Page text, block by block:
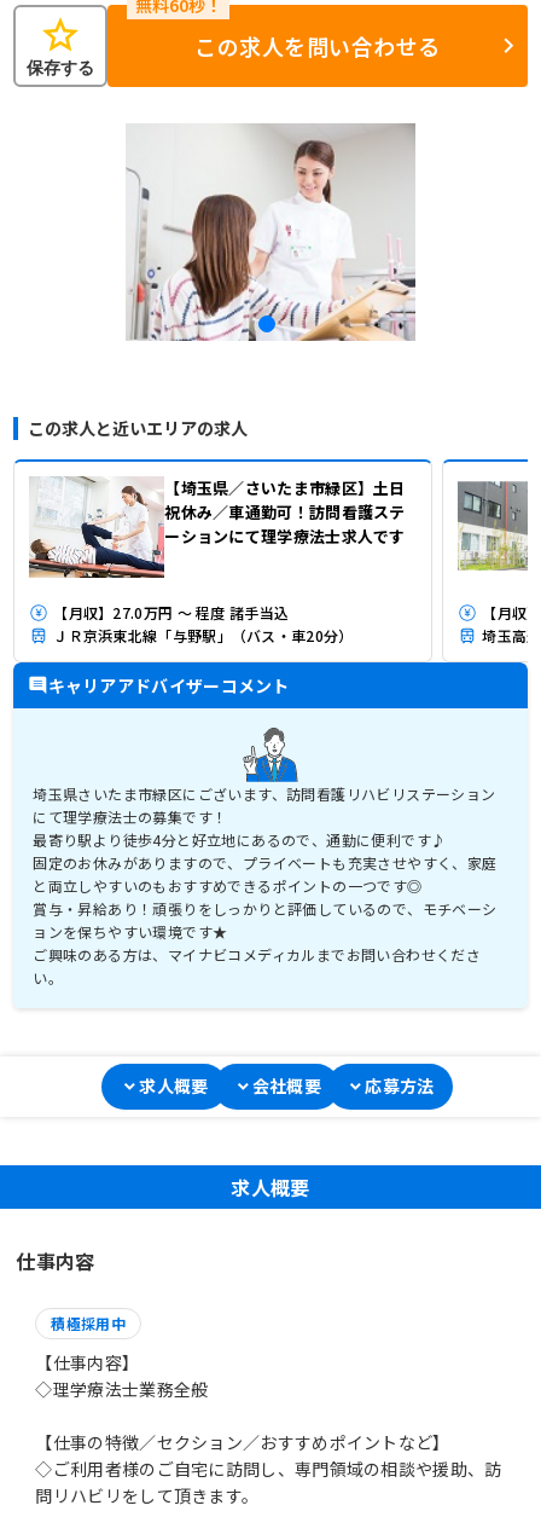
star
保存する
この求人を問い合わせる
この求人と近いエリアの求人
【埼玉県／さいたま市緑区】土日
祝休み／車通勤可！訪問看護ステ
ーションにて理学療法士求人です
【月収】27.0万円 ～ 程度 諸手当込
ＪＲ京浜東北線「与野駅」（バス・車20分）
【月収
埼玉高
キャリアアドバイザーコメント
埼玉県さいたま市緑区にございます、訪問看護リハビリステーション
にて理学療法士の募集です！
最寄り駅より徒歩4分と好立地にあるので、通勤に便利です♪
固定のお休みがありますので、プライベートも充実させやすく、家庭
と両立しやすいのもおすすめできるポイントの一つです◎
賞与・昇給あり！頑張りをしっかりと評価しているので、モチベーシ
ョンを保ちやすい環境です★
ご興味のある方は、マイナビコメディカルまでお問い合わせくださ
い。
求人概要 会社概要 応募方法
求人概要
仕事内容
積極採用中
【仕事内容】
◇理学療法士業務全般
【仕事の特徴／セクション／おすすめポイントなど】
◇ご利用者様のご自宅に訪問し、専門領域の相談や援助、訪
問リハビリをして頂きます。